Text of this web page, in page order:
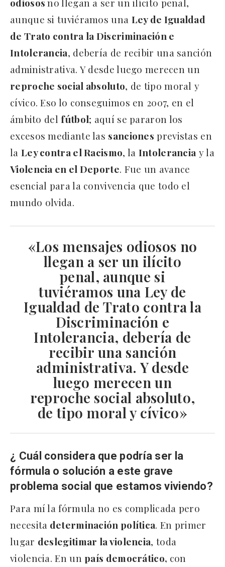
aunque si tuviéramos una Ley de Igualdad
de Trato contra la Discriminación e
Intolerancia, debería de recibir una sanción
administrativa. Y desde luego merecen un
reproche social absoluto, de tipo moral y
cívico. Eso lo conseguimos en 2007, en el
ámbito del fútbol; aquí se pararon los
excesos mediante las sanciones previstas en
la Ley contra el Racismo, la Intolerancia y la
Violencia en el Deporte. Fue un avance
esencial para la convivencia que todo el
mundo olvida.
«Los mensajes odiosos no
llegan a ser un ilícito
penal, aunque si
tuviéramos una Ley de
Igualdad de Trato contra la
Discriminación e
Intolerancia, debería de
recibir una sanción
administrativa. Y desde
luego merecen un
reproche social absoluto,
de tipo moral y cívico»
¿ Cuál considera que podría ser la
fórmula o solución a este grave
problema social que estamos viviendo?
Para mí la fórmula no es complicada pero
necesita determinación política. En primer
lugar deslegitimar la violencia, toda
violencia. En un país democrático, con